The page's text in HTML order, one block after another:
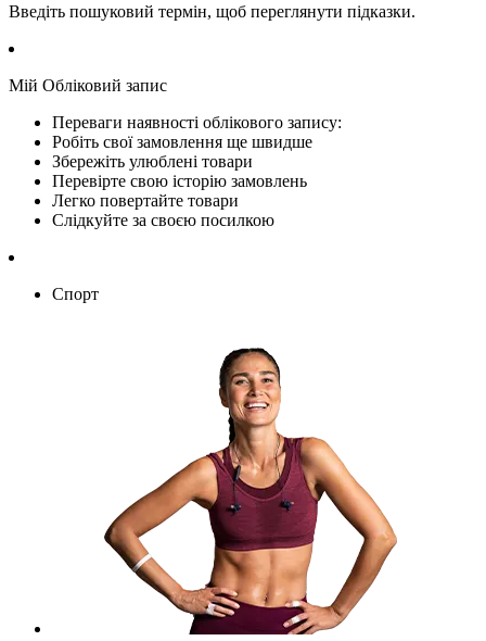
Введіть пошуковий термін, щоб переглянути підказки.
Мій Обліковий запис
Переваги наявності облікового запису:
Робіть свої замовлення ще швидше
Збережіть улюблені товари
Перевірте свою історію замовлень
Легко повертайте товари
Слідкуйте за своєю посилкою
Спорт